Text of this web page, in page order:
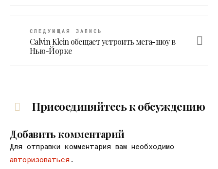
СЛЕДУЮЩАЯ ЗАПИСЬ
Calvin Klein обещает устроить мега-шоу в
Нью-Йорке
Присоединяйтесь к обсуждению
Добавить комментарий
Для отправки комментария вам необходимо
авторизоваться .